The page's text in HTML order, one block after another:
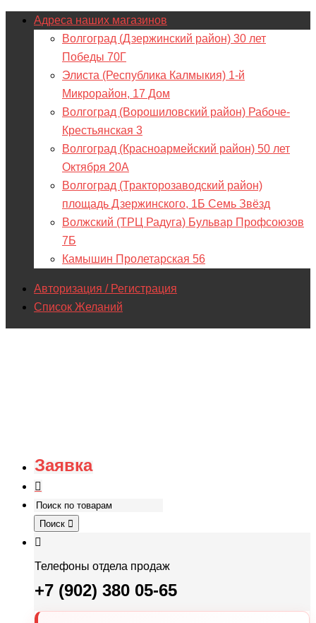
Адреса наших магазинов
Волгоград (Дзержинский район) 30 лет
Победы 70Г
Элиста (Республика Калмыкия) 1-й
Микрорайон, 17 Дом
Волгоград (Ворошиловский район) Рабоче-
Крестьянская 3
Волгоград (Красноармейский район) 50 лет
Октября 20А
Волгоград (Тракторозаводский район)
площадь Дзержинского, 1Б Семь Звёзд
Волжский (ТРЦ Радуга) Бульвар Профсоюзов
7Б
Камышин Пролетарская 56
Авторизация / Регистрация
Список Желаний
Заявка
Поиск
Телефоны отдела продаж
+7 (902) 380 05-65